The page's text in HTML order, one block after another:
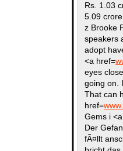
Rs. 1.03
5.09
z Brooke
speakers
adopt
<a href=
eyes
going on.
That can
href=
Gems i
Der
fÃ¤llt